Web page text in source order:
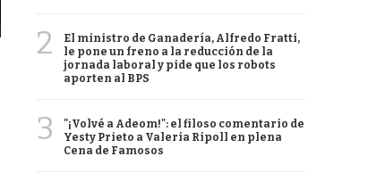
2
El ministro de Ganadería, Alfredo Fratti,
le pone un freno a la reducción de la
jornada laboral y pide que los robots
aporten al BPS
3
"¡Volvé a Adeom!": el filoso comentario de
Yesty Prieto a Valeria Ripoll en plena
Cena de Famosos